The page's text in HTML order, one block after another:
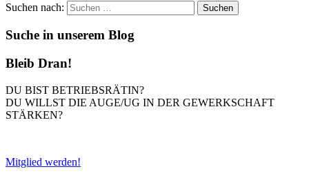
Suchen nach:
Suche in unserem Blog
Bleib Dran!
DU BIST BETRIEBSRÄTIN?
DU WILLST DIE AUGE/UG IN DER GEWERKSCHAFT
STÄRKEN?
Mitglied werden!